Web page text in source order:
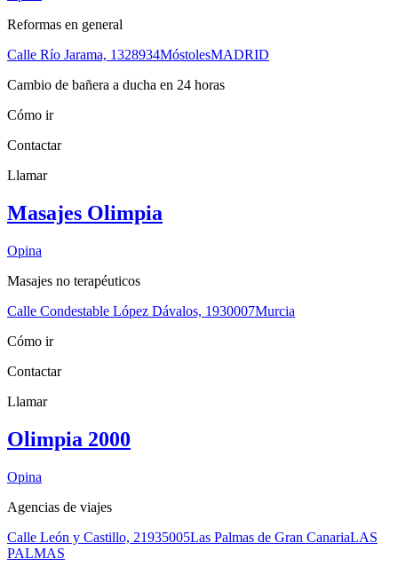
Reformas en general
Calle Río Jarama, 1328934MóstolesMADRID
Cambio de bañera a ducha en 24 horas
Cómo ir
Contactar
Llamar
Masajes Olimpia
Opina
Masajes no terapéuticos
Calle Condestable López Dávalos, 1930007Murcia
Cómo ir
Contactar
Llamar
Olimpia 2000
Opina
Agencias de viajes
Calle León y Castillo, 21935005Las Palmas de Gran CanariaLAS
PALMAS